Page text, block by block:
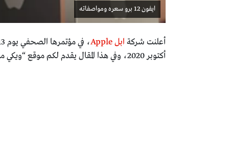
ايفون 12 برو سعره ومواصفاته
أعلنت شركة ابل Apple ، في مؤتمرها الصحفي يوم 13 أكتوبر 2020، عن إطلاق جوال
أكتوبر 2020، وفي هذا المقال يقدم لكم موقع “ويكي مصر” شرحا لمواصفات الموبايل ومميزاته وعيوبه، وسعر ايفون 12 برو في مصر.